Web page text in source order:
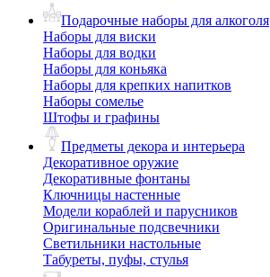
Подарочные наборы для алкоголя
Наборы для виски
Наборы для водки
Наборы для коньяка
Наборы для крепких напитков
Наборы сомелье
Штофы и графины
Предметы декора и интерьера
Декоративное оружие
Декоративные фонтаны
Ключницы настенные
Модели кораблей и парусников
Оригинальные подсвечники
Светильники настольные
Табуреты, пуфы, стулья